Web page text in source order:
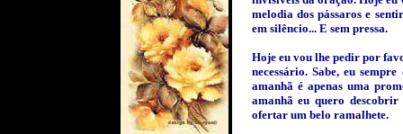
melodia dos pássaros e
em silêncio... E sem pressa.
Hoje eu vou lhe pedir por
necessário. Sabe, eu
amanhã é apenas uma
amanhã eu quero
ofertar um belo ramalhete.